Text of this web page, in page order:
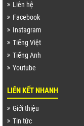
Liên hệ
Facebook
Instagram
Tiếng Việt
Tiếng Anh
Youtube
LIÊN KẾT NHANH
Giới thiệu
Tin tức